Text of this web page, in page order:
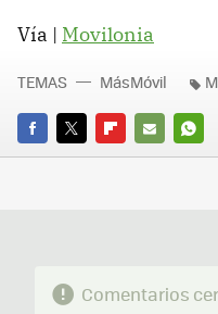
Vía | Movilonia
FACEBOOK
TWITTERFLIPBOARD
E-
TEMAS MásMóvil
Comentarios